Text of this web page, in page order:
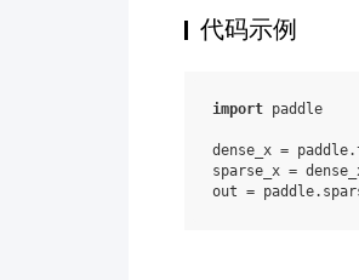
代码示例
import paddle
dense_x = paddle.
sparse_x =
out = paddle.